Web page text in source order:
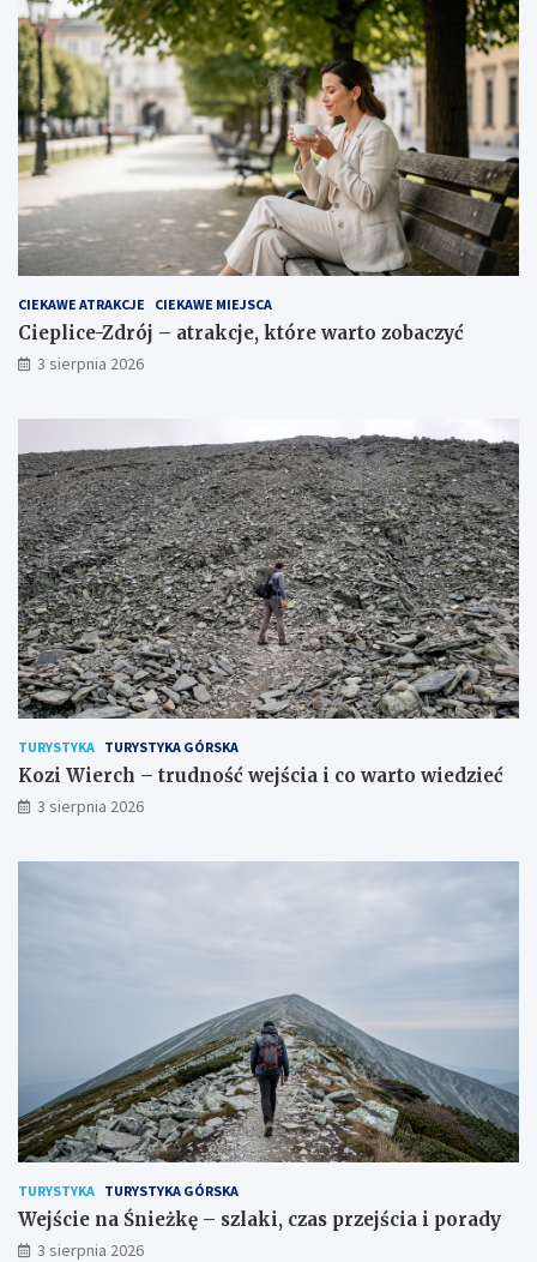
CIEKAWE ATRAKCJE CIEKAWE MIEJSCA
Cieplice-Zdrój – atrakcje, które warto zobaczyć
3 sierpnia 2026
TURYSTYKA TURYSTYKA GÓRSKA
Kozi Wierch – trudność wejścia i co warto wiedzieć
3 sierpnia 2026
TURYSTYKA TURYSTYKA GÓRSKA
Wejście na Śnieżkę – szlaki, czas przejścia i porady
3 sierpnia 2026